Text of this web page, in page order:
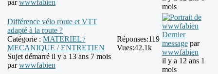
parwwwfabien
mois
Différence vélo route et VTT
adapté à la route ?
Catégorie : MATERIEL /
MECANIQUE / ENTRETIEN
Sujet démarré il y a 13 ans 7 mois
parwwwfabien
Réponses:119
Vues:42.1k
Dernier
message par
wwwfabien
il y a 12 ans 1
mois